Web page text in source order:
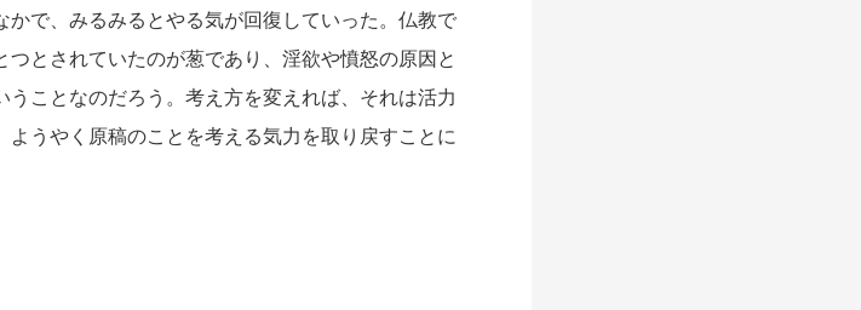
で、みるみるとやる気が回復していった。仏教で
とされていたのが葱であり、淫欲や憤怒の原因と
ことなのだろう。考え方を変えれば、それは活力
うやく原稿のことを考える気力を取り戻すことに